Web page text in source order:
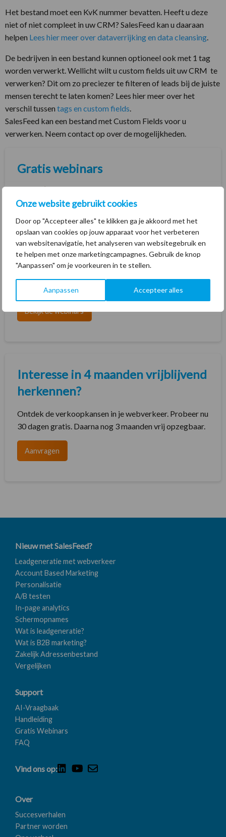
Onze website gebruikt cookies
Door op "Accepteer alles" te klikken ga je akkoord met het
opslaan van cookies op jouw apparaat voor het verbeteren
van websitenavigatie, het analyseren van websitegebruik en
te helpen met onze marketingcampagnes. Gebruik de knop
"Aanpassen" om je voorkeuren in te stellen.
Aanpassen Accepteer alles
Het bestand moet een KvK nummer bevatten. Heeft u deze
niet of niet compleet in uw CRM? SalesFeed kan u daaraan
helpen Lees hier meer over dataverrijking en data cleansing.
De bedrijven in een bestand kunnen optioneel ook met 1 tag
worden verwerkt. Wellicht wilt u custom fields uit uw CRM te
verwerken? Dit om zo preciezer te filteren of leads bij de juiste
mensen terecht te laten komen? Lees hier meer over het
verschil tussen tags en custom fields.
SalesFeed kan een bestand met Custom Fields voor u
verwerken. Neem contact op over de mogelijkheden.
Gratis webinars
graag om er alles uit te halen wat erin zit.
Bekijk de webinars
Interesse in 4 maanden vrijblijvend
herkennen?
Ontdek de verkoopkansen in je webverkeer. Probeer nu
30 dagen gratis. Daarna nog 3 maanden vrij opzegbaar.
Aanvragen
Nieuw met SalesFeed?
Leadgeneratie met webverkeer
Account Based Marketing
Personalisatie
A/B testen
In-page analytics
Schermopnames
Wat is leadgeneratie?
Wat is B2B marketing?
Zakelijk Adressenbestand
Vergelijken
Support
AI-Vraagbaak
Handleiding
Gratis Webinars
FAQ
Vind ons op:
Over
Succesverhalen
Partner worden